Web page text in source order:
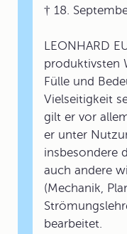
† 18.
LEONHARD
produktivsten
Fülle und
Vielseitigkeit
gilt er vor
er unter
insbesondere
auch andere
(Mechanik,
bearbeitet.